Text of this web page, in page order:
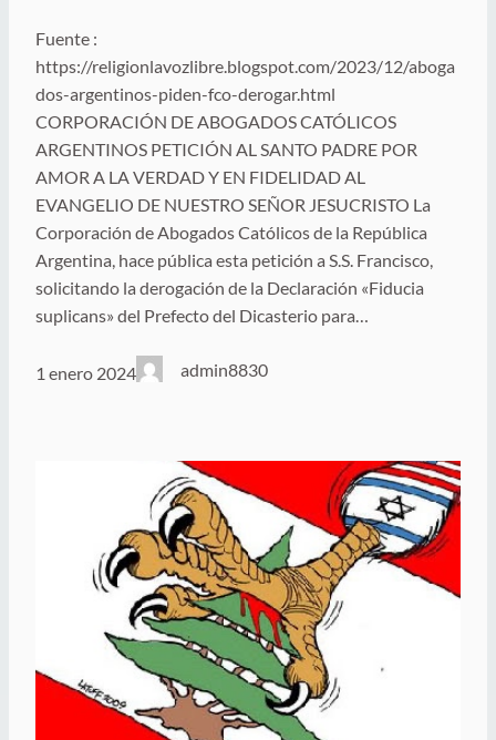
Fuente :
https://religionlavozlibre.blogspot.com/2023/12/aboga
dos-argentinos-piden-fco-derogar.html
CORPORACIÓN DE ABOGADOS CATÓLICOS
ARGENTINOS PETICIÓN AL SANTO PADRE POR
AMOR A LA VERDAD Y EN FIDELIDAD AL
EVANGELIO DE NUESTRO SEÑOR JESUCRISTO La
Corporación de Abogados Católicos de la República
Argentina, hace pública esta petición a S.S. Francisco,
solicitando la derogación de la Declaración «Fiducia
suplicans» del Prefecto del Dicasterio para…
1 enero 2024 admin8830